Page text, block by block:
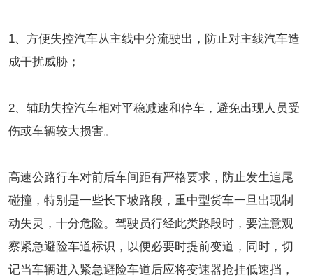
1、方便失控汽车从主线中分流驶出，防止对主线汽车造
成干扰威胁；
2、辅助失控汽车相对平稳减速和停车，避免出现人员受
伤或车辆较大损害。
高速公路行车对前后车间距有严格要求，防止发生追尾
碰撞，特别是一些长下坡路段，重中型货车一旦出现制
动失灵，十分危险。驾驶员行经此类路段时，要注意观
察紧急避险车道标识，以便必要时提前变道，同时，切
记当车辆进入紧急避险车道后应将变速器抢挂低速挡，